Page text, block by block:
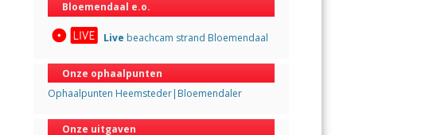
Bloemendaal e.o.
Live beachcam strand Bloemendaal
Onze ophaalpunten
Ophaalpunten Heemsteder|Bloemendaler
Onze uitgaven